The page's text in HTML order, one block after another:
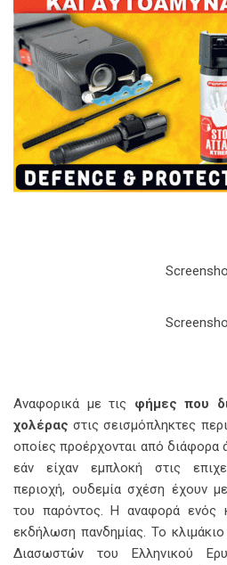
Αναφορικά με τις φήμες που
χολέρας στις σεισμόπληκτες
οποίες προέρχονται από διάφορα
εάν είχαν εμπλοκή στις
περιοχή, ουδεμία σχέση έχουν
του παρόντος. Η αναφορά ενός
εκδήλωση πανδημίας. Το
Διασωστών του Ελληνικού